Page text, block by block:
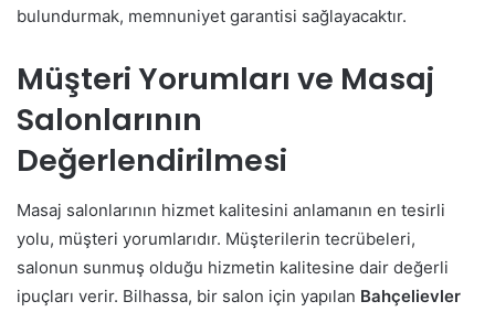
bulundurmak, memnuniyet garantisi sağlayacaktır.
Müşteri Yorumları ve Masaj
Salonlarının
Değerlendirilmesi
Masaj salonlarının hizmet kalitesini anlamanın en tesirli
yolu, müşteri yorumlarıdır. Müşterilerin tecrübeleri,
salonun sunmuş olduğu hizmetin kalitesine dair değerli
ipuçları verir. Bilhassa, bir salon için yapılan Bahçelievler